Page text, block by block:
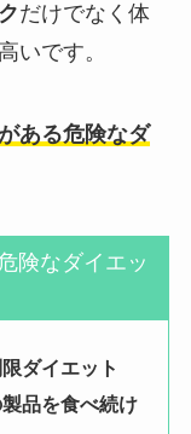
だけでなく体
いです。
ある危険なダ
険なダイエッ
ダイエット
品を食べ続け